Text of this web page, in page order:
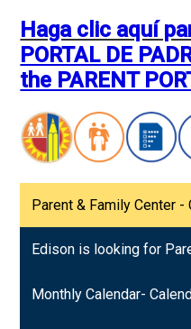
Haga clic aquí
PORTAL DE
the PARENT
Parent & Family Center
Edison is looking for
Monthly Calendar-